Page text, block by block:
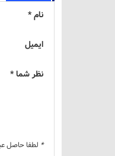
نام *
ایمیل
نظر شما *
* لطفا حاصل